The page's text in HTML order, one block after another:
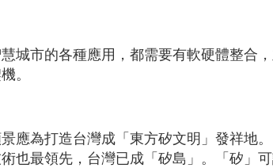
城市的各種應用，都需要有軟硬體整合
。
應為打造台灣成「東方矽文明」發祥地
也最領先，台灣已成「矽島」。「矽」